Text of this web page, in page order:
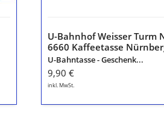
U-Bahnhof Weisser Turm
6660 Kaffeetasse
St.Lorenz - U1
U-Bahntasse - Geschenk...
9,90 €
inkl. MwSt.